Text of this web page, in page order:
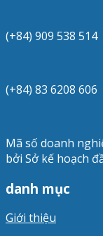
(+84) 909 538 514
(+84) 83 6208 606
Mã số doanh
bởi Sở kế hoạch
danh mục
Giới thiệu